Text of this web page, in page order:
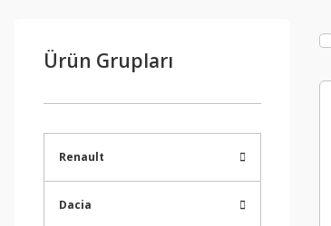
Ürün Grupları
Renault
Dacia